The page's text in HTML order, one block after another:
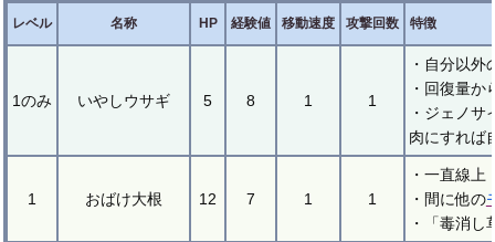
レベル 名称 HP 経験値 移動速度 攻撃回数 特徴
1のみ いやしウサギ 5 8 1 1
・自分以外
・回復量
・ジェノ
肉にすれば
1 おばけ大根 12 7 1 1
・一直線
・間に他の
・「毒消